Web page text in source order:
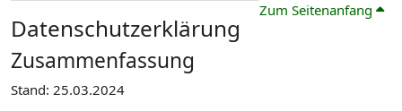
Zum Seitenanfang
Datenschutzerklärung
Zusammenfassung
Stand: 25.03.2024